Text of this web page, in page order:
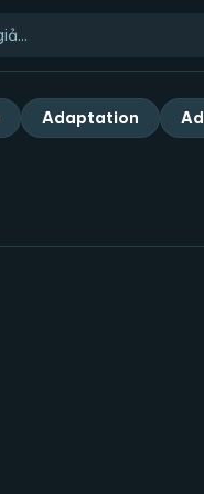
Adaptation